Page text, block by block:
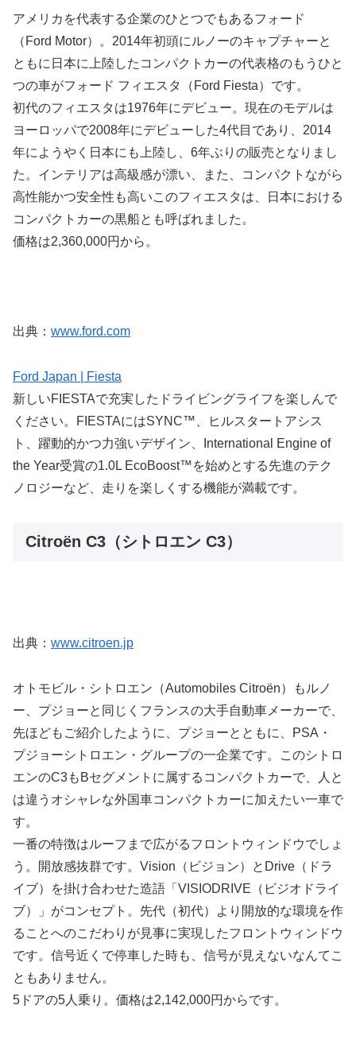
アメリカを代表する企業のひとつでもあるフォード
（Ford Motor）。2014年初頭にルノーのキャプチャーと
ともに日本に上陸したコンパクトカーの代表格のもうひと
つの車がフォード フィエスタ（Ford Fiesta）です。
初代のフィエスタは1976年にデビュー。現在のモデルは
ヨーロッパで2008年にデビューした4代目であり、2014
年にようやく日本にも上陸し、6年ぶりの販売となりまし
た。インテリアは高級感が漂い、また、コンパクトながら
高性能かつ安全性も高いこのフィエスタは、日本における
コンパクトカーの黒船とも呼ばれました。
価格は2,360,000円から。
出典： www.ford.com
Ford Japan | Fiesta
新しいFIESTAで充実したドライビングライフを楽しんで
ください。FIESTAにはSYNC™、ヒルスタートアシス
ト、躍動的かつ力強いデザイン、International Engine of
the Year受賞の1.0L EcoBoost™を始めとする先進のテク
ノロジーなど、走りを楽しくする機能が満載です。
Citroën C3（シトロエン C3）
出典： www.citroen.jp
オトモビル・シトロエン（Automobiles Citroën）もルノ
ー、プジョーと同じくフランスの大手自動車メーカーで、
先ほどもご紹介したように、プジョーとともに、PSA・
プジョーシトロエン・グループの一企業です。このシトロ
エンのC3もBセグメントに属するコンパクトカーで、人と
は違うオシャレな外国車コンパクトカーに加えたい一車で
す。
一番の特徴はルーフまで広がるフロントウィンドウでしょ
う。開放感抜群です。Vision（ビジョン）とDrive（ドラ
イブ）を掛け合わせた造語「VISIODRIVE（ビジオドライ
ブ）」がコンセプト。先代（初代）より開放的な環境を作
ることへのこだわりが見事に実現したフロントウィンドウ
です。信号近くで停車した時も、信号が見えないなんてこ
ともありません。
5ドアの5人乗り。価格は2,142,000円からです。